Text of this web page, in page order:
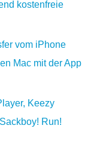
kostenfreie
vom iPhone
Mac mit der App
Keezy
Run!